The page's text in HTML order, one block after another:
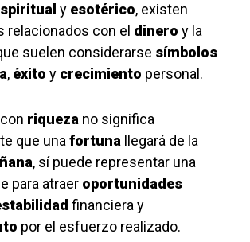
y esotérico, existen
relacionados con el dinero y la
suelen considerarse símbolos
, éxito y crecimiento personal.
riqueza no significa
que unafortuna llegará de la
, sí puede representar una
para atraer oportunidades
financiera y
por el esfuerzo realizado.